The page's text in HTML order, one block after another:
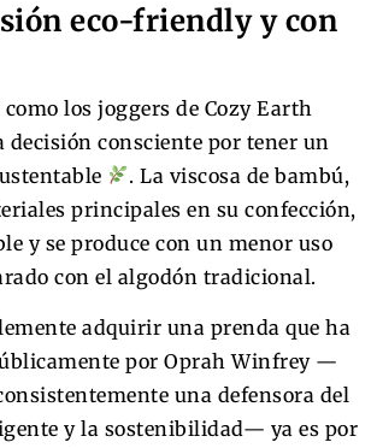
eco-friendly y con
los joggers de Cozy Earth
decisión consciente por tener un
. La viscosa de bambú,
principales en su confección,
y se produce con un menor uso
con el algodón tradicional.
adquirir una prenda que ha
por Oprah Winfrey —
una defensora del
y la sostenibilidad— ya es por